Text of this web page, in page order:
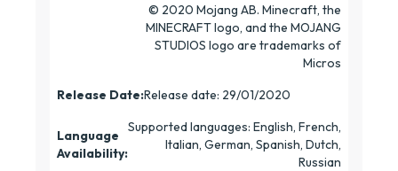
© 2020 Mojang AB. Minecraft, the
MINECRAFT logo, and the MOJANG
STUDIOS logo are trademarks of
Micros
Release Date:Release date: 29/01/2020
Language
Availability:
Supported languages: English, French,
Italian, German, Spanish, Dutch,
Russian